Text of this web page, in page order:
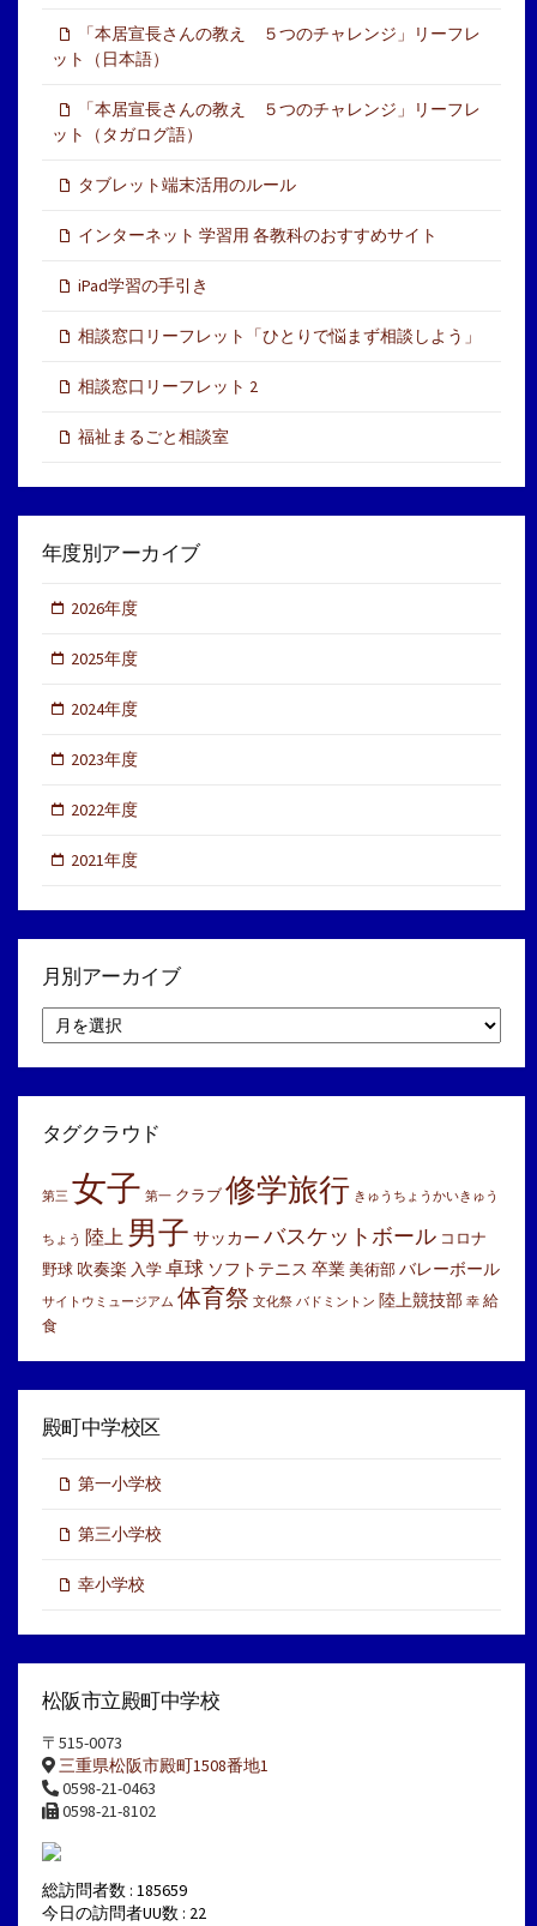
「本居宣長さんの教え ５つのチャレンジ」リーフレ
ット（日本語）
「本居宣長さんの教え ５つのチャレンジ」リーフレ
ット（タガログ語）
タブレット端末活用のルール
インターネット 学習用 各教科のおすすめサイト
iPad学習の手引き
相談窓口リーフレット「ひとりで悩まず相談しよう」
相談窓口リーフレット 2
福祉まるごと相談室
年度別アーカイブ
2026年度
2025年度
2024年度
2023年度
2022年度
2021年度
月別アーカイブ
別
ア
イ
タグクラウド
第三 女子 第一 クラブ 修学旅行 きゅうちょうかいきゅう
ちょう 陸上 男子 サッカー バスケットボール コロナ
野球 吹奏楽 入学 卓球 ソフトテニス 卒業 美術部 バレーボール
サイトウミュージアム 体育祭 文化祭 バドミントン 陸上競技部 幸 給
食
殿町中学校区
第一小学校
第三小学校
幸小学校
松阪市立殿町中学校
〒515-0073
三重県松阪市殿町1508番地1
0598-21-0463
0598-21-8102
総訪問者数 : 185659
今日の訪問者UU数 : 22